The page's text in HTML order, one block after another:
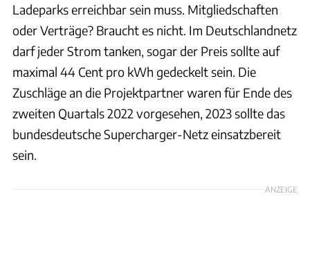
Ladeparks erreichbar sein muss. Mitgliedschaften
oder Verträge? Braucht es nicht. Im Deutschlandnetz
darf jeder Strom tanken, sogar der Preis sollte auf
maximal 44 Cent pro kWh gedeckelt sein. Die
Zuschläge an die Projektpartner waren für Ende des
zweiten Quartals 2022 vorgesehen, 2023 sollte das
bundesdeutsche Supercharger-Netz einsatzbereit
sein.
ANZEIGE